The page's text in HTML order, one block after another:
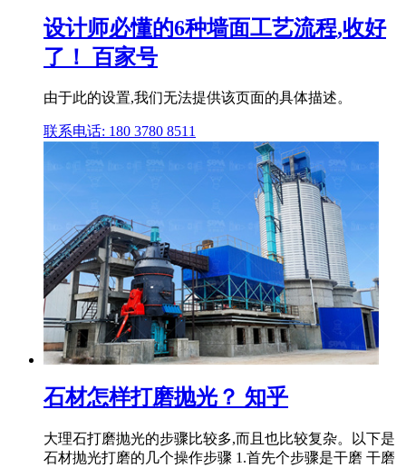
设计师必懂的6种墙面工艺流程,收好
了！ 百家号
由于此的设置,我们无法提供该页面的具体描述。
联系电话: 180 3780 8511
石材怎样打磨抛光？ 知乎
大理石打磨抛光的步骤比较多,而且也比较复杂。以下是
石材抛光打磨的几个操作步骤 1.首先个步骤是干磨 干磨